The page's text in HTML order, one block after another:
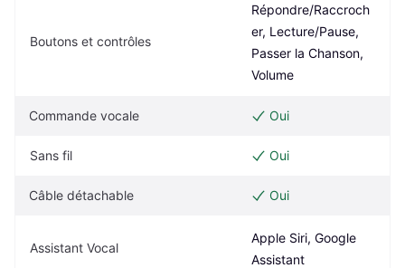
Boutons et contrôles
Répondre/Raccroch
er, Lecture/Pause,
Passer la Chanson,
Volume
Commande vocale Oui
Sans fil Oui
Câble détachable Oui
Assistant Vocal
Apple Siri, Google
Assistant